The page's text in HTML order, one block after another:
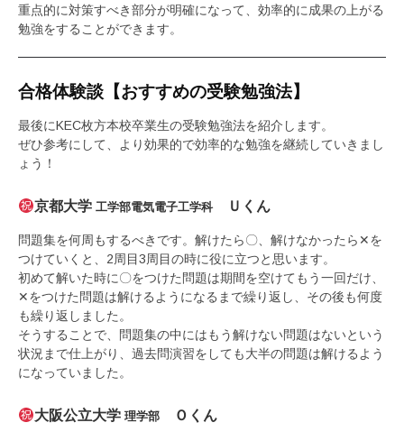
重点的に対策すべき部分が明確になって、効率的に成果の上がる
勉強をすることができます。
合格体験談【おすすめの受験勉強法】
最後にKEC枚方本校卒業生の受験勉強法を紹介します。
ぜひ参考にして、より効果的で効率的な勉強を継続していきまし
ょう！
京都大学工学部電気電子工学科Ｕくん
問題集を何周もするべきです。解けたら〇、解けなかったら✕を
つけていくと、2周目3周目の時に役に立つと思います。
初めて解いた時に〇をつけた問題は期間を空けてもう一回だけ、
✕をつけた問題は解けるようになるまで繰り返し、その後も何度
も繰り返しました。
そうすることで、問題集の中にはもう解けない問題はないという
状況まで仕上がり、過去問演習をしても大半の問題は解けるよう
になっていました。
大阪公立大学理学部 Ｏくん